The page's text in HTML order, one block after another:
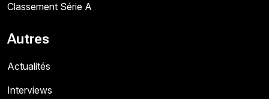
Classement Série A
Autres
Actualités
Interviews